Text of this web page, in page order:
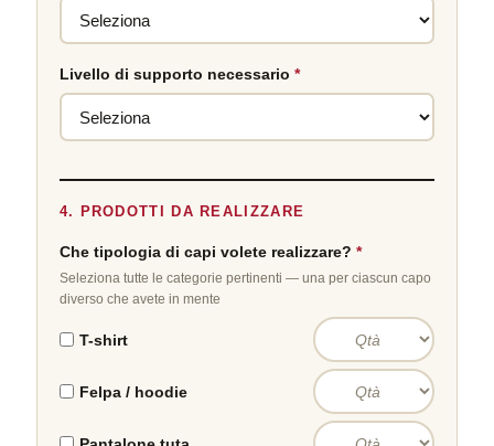
Livello di supporto necessario *
4. PRODOTTI DA REALIZZARE
Che tipologia di capi volete realizzare? *
Seleziona tutte le categorie pertinenti — una per ciascun capo
diverso che avete in mente
T-shirt
Felpa / hoodie